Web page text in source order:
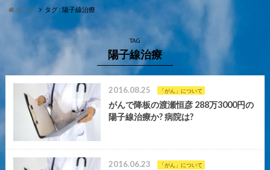
ホーム タグ : 陽子線治療
TAG
陽子線治療
2016.08.25 「がん」について
がんで降板の渡瀬恒彦 288万3000円の
陽子線治療か? 病院は?
2016.06.23 「がん」について